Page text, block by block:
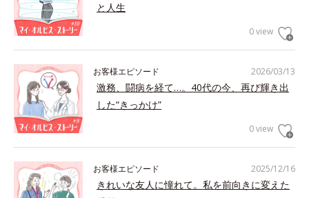
と人生
0 view
2026/03/13
お客様エピソード
激務、闘病を経て…。40代の今、再び輝き出
した“きっかけ”
0 view
2025/12/16
お客様エピソード
きれいな友人に憧れて。私を前向きに変えた